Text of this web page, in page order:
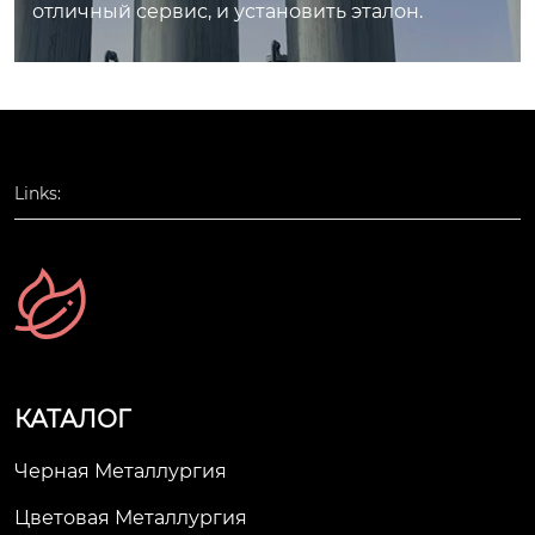
штаб установки: 100
-3000нм3/ч
отличный сервис, и установить эталон.
Links:
КАТАЛОГ
Черная Металлургия
Цветовая Металлургия